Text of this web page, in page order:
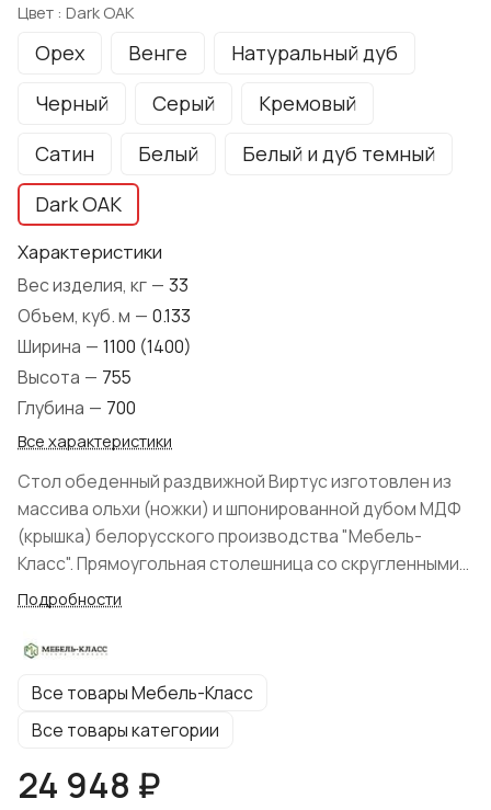
Цвет : Dark OAK
Орех Венге
Натуральный дуб
Черный
Серый
Кремовый
Сатин
Белый
Белый и дуб темный
Dark OAK
Характеристики
Вес изделия, кг — 33
Объем, куб. м — 0.133
Ширина — 1100 (1400)
Высота — 755
Глубина — 700
Все характеристики
Стол обеденный раздвижной Виртус изготовлен из
массива ольхи (ножки) и шпонированной дубом МДФ
(крышка) белорусского производства "Мебель-
Класс". Прямоугольная столешница со скругленными
углами и раздвижным синхронным механизмом, в
изогнутые. Классический стиль модели. Цвет
Подробности
Все товары Мебель-Класс
Все товары категории
24 948 ₽